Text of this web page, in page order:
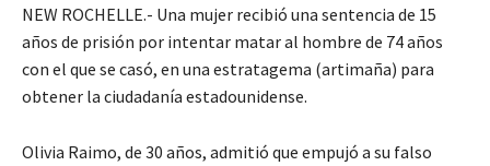
NEW ROCHELLE.- Una mujer recibió una sentencia de 15
años de prisión por intentar matar al hombre de 74 años
con el que se casó, en una estratagema (artimaña) para
obtener la ciudadanía estadounidense.
Olivia Raimo, de 30 años, admitió que empujó a su falso